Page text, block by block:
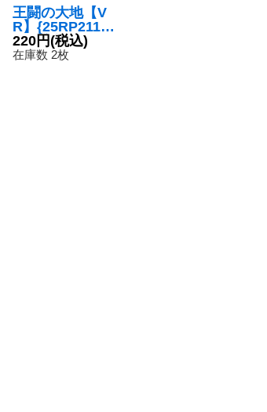
王闘の大地【V
R】{25RP211/7
7}《多》
220円(税込)
在庫数 2枚